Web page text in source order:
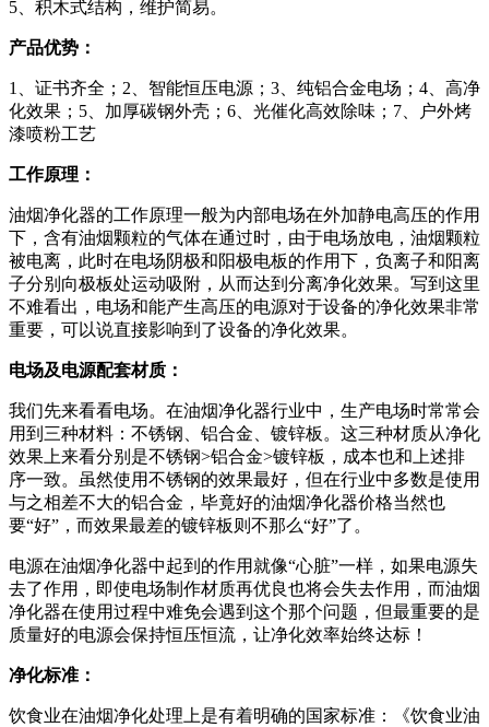
5、积木式结构，维护简易。
产品优势：
1、证书齐全；2、智能恒压电源；3、纯铝合金电场；4、高净
化效果；5、加厚碳钢外壳；6、光催化高效除味；7、户外烤
漆喷粉工艺
工作原理：
油烟净化器的工作原理一般为内部电场在外加静电高压的作用
下，含有油烟颗粒的气体在通过时，由于电场放电，油烟颗粒
被电离，此时在电场阴极和阳极电板的作用下，负离子和阳离
子分别向极板处运动吸附，从而达到分离净化效果。写到这里
不难看出，电场和能产生高压的电源对于设备的净化效果非常
重要，可以说直接影响到了设备的净化效果。
电场及电源配套材质：
我们先来看看电场。在油烟净化器行业中，生产电场时常常会
用到三种材料：不锈钢、铝合金、镀锌板。这三种材质从净化
效果上来看分别是不锈钢>铝合金>镀锌板，成本也和上述排
序一致。虽然使用不锈钢的效果最好，但在行业中多数是使用
与之相差不大的铝合金，毕竟好的油烟净化器价格当然也
要“好”，而效果最差的镀锌板则不那么“好”了。
电源在油烟净化器中起到的作用就像“心脏”一样，如果电源失
去了作用，即使电场制作材质再优良也将会失去作用，而油烟
净化器在使用过程中难免会遇到这个那个问题，但最重要的是
质量好的电源会保持恒压恒流，让净化效率始终达标！
净化标准：
饮食业在油烟净化处理上是有着明确的国家标准：《饮食业油